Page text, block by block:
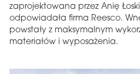
zaprojektowana przez Anię
odpowiadała firma Reesco.
powstały z maksymalnym
materiałów i wyposażenia.